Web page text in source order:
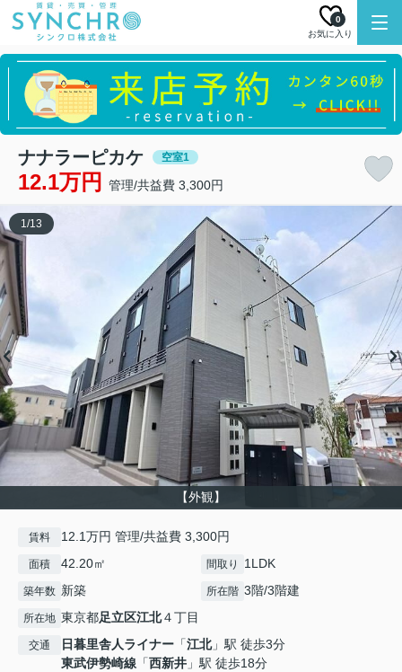
お気に入り
0
ナナラーピカケ 空室1
12.1万円 管理/共益費 3,300円
【外観】
1 /13
賃料 12.1万円 管理/共益費 3,300円
面積 42.20㎡ 間取り 1LDK
築年数 新築 所在階 3階/3階建
所在地 東京都足立区江北４丁目
交通 日暮里舎人ライナー 「江北」駅 徒歩3分
東武伊勢崎線 「西新井 」駅 徒歩18分